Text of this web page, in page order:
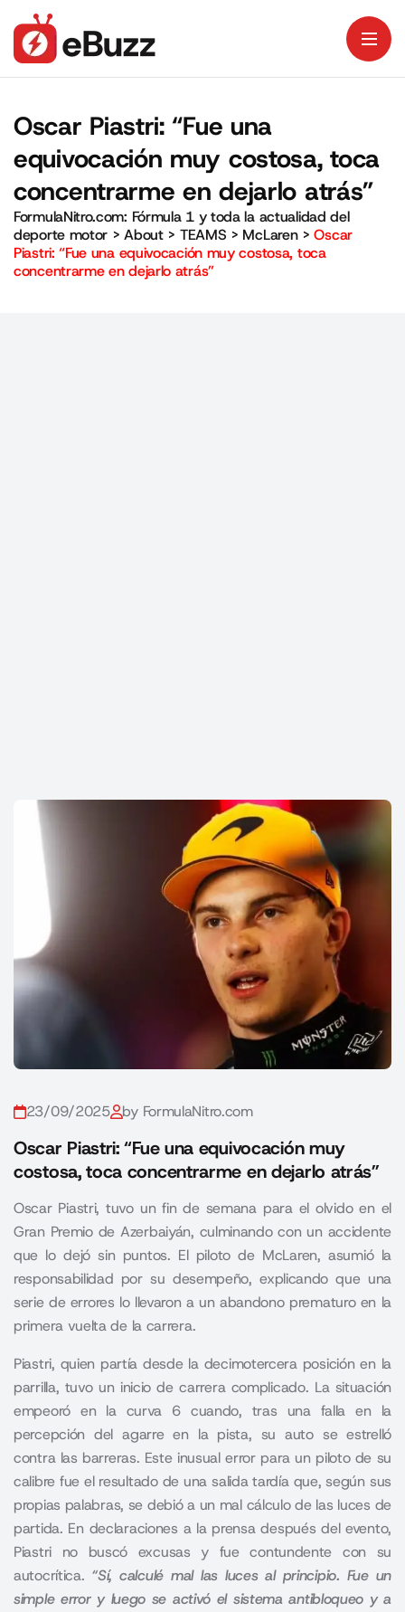
Oscar Piastri: “Fue una
equivocación muy costosa, toca
concentrarme en dejarlo atrás”
FormulaNitro.com: Fórmula 1 y toda la actualidad del
deporte motor >About> TEAMS > McLaren>Oscar
Piastri: “Fue una equivocación muy costosa, toca
concentrarme en dejarlo atrás”
23/09/2025 by FormulaNitro.com
Oscar Piastri: “Fue una equivocación muy
costosa, toca concentrarme en dejarlo atrás”
Oscar Piastri, tuvo un fin de semana para el olvido en el
Gran Premio de Azerbaiyán, culminando con un accidente
que lo dejó sin puntos. El piloto de McLaren, asumió la
responsabilidad por su desempeño, explicando que una
serie de errores lo llevaron a un abandono prematuro en la
primera vuelta de la carrera.
Piastri, quien partía desde la decimotercera posición en la
parrilla, tuvo un inicio de carrera complicado. La situación
empeoró en la curva 6 cuando, tras una falla en la
percepción del agarre en la pista, su auto se estrelló
contra las barreras. Este inusual error para un piloto de su
calibre fue el resultado de una salida tardía que, según sus
propias palabras, se debió a un mal cálculo de las luces de
partida. En declaraciones a la prensa después del evento,
Piastri no buscó excusas y fue contundente con su
autocrítica. “Sí, calculé mal las luces al principio. Fue un
simple error y luego se activó el sistema antibloqueo y a